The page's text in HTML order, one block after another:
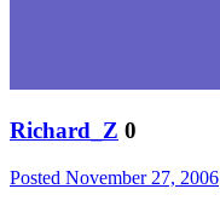
Richard_Z 0
Posted November 27, 2006